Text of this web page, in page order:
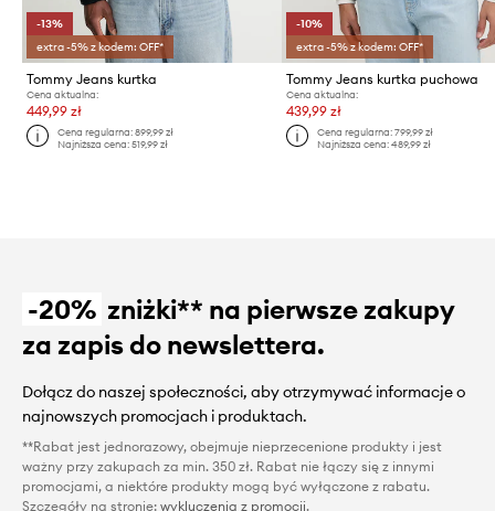
-13%
extra -5% z kodem: OFF*
Tommy Jeans kurtka
Cena aktualna:
449,99 zł
Cena regularna:899,99 zł
Najniższa cena:519,99 zł
-10%
extra -5% z kodem: OFF*
Tommy Jeans kurtka puchowa
Cena aktualna:
439,99 zł
Cena regularna: 799,99 zł
Najniższa cena: 489,99 zł
-20% zniżki** na pierwsze zakupy
za zapis do newslettera.
Dołącz do naszej społeczności, aby otrzymywać informacje o
najnowszych promocjach i produktach.
**Rabat jest jednorazowy, obejmuje nieprzecenione produkty i jest
ważny przy zakupach za min. 350 zł. Rabat nie łączy się z innymi
promocjami, a niektóre produkty mogą być wyłączone z rabatu.
Szczegóły na stronie: wykluczenia z promocji.